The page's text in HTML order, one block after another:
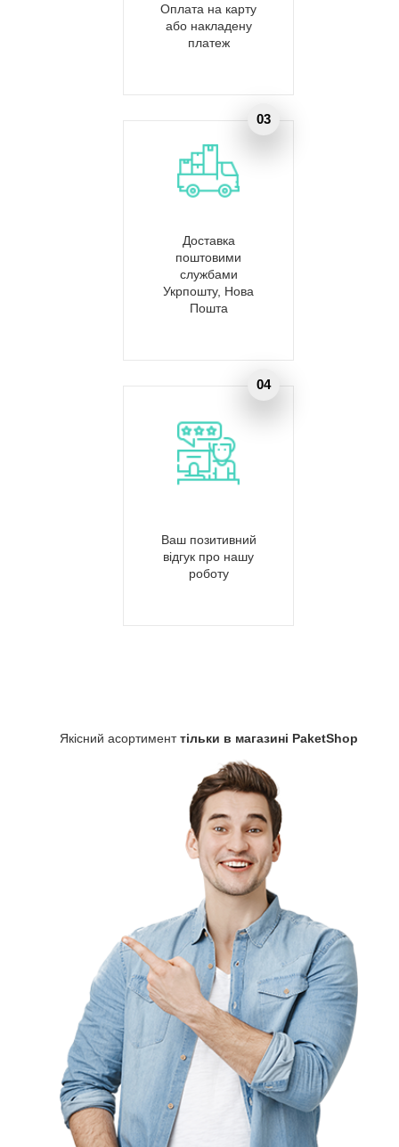
Оплата на карту
або накладену
платеж
Доставка
поштовими
службами
Укрпошту, Нова
Пошта
Ваш позитивний
відгук про нашу
роботу
Якісний асортименттільки в магазині PaketShop